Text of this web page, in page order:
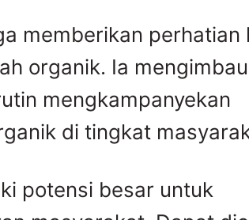
memberikan perhatian
organik. Ia
mengkampanyekan
di tingkat
potensi besar untuk